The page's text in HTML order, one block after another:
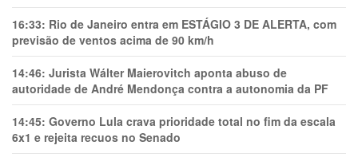
16:33: Rio de Janeiro entra em ESTÁGIO 3 DE ALERTA, com
previsão de ventos acima de 90 km/h
14:46: Jurista Wálter Maierovitch aponta abuso de
autoridade de André Mendonça contra a autonomia da PF
14:45: Governo Lula crava prioridade total no fim da escala
6x1 e rejeita recuos no Senado